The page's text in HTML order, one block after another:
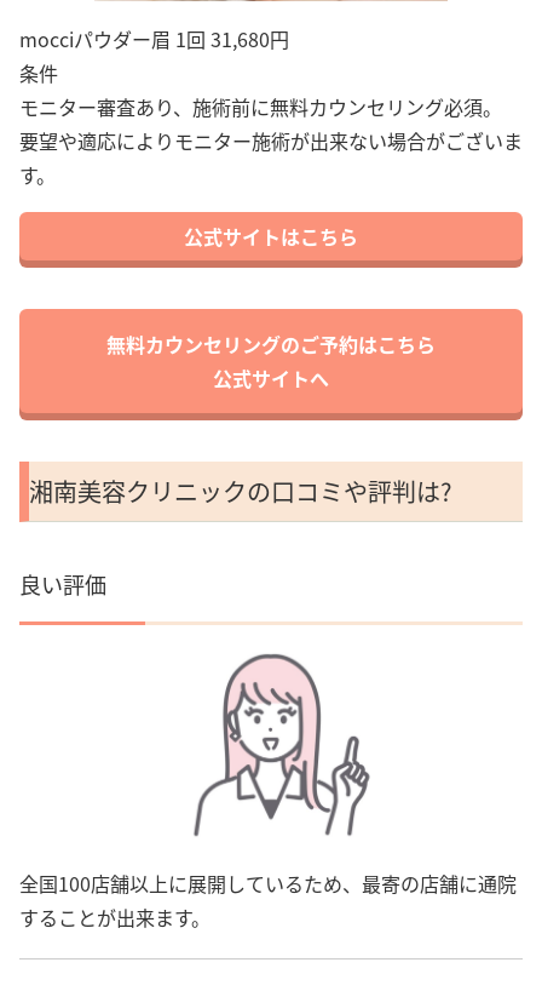
mocciパウダー眉 1回 31,680円
条件
モニター審査あり、施術前に無料カウンセリング必須。
要望や適応によりモニター施術が出来ない場合がございま
す。
公式サイトはこちら
無料カウンセリングのご予約はこちら
公式サイトへ
湘南美容クリニックの口コミや評判は?
良い評価
全国100店舗以上に展開しているため、最寄の店舗に通院
することが出来ます。